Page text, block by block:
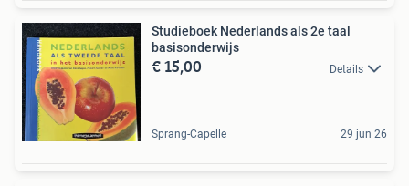
Studieboek Nederlands als 2e taal
basisonderwijs
€ 15,00 Details
Sprang-Capelle 29 jun 26